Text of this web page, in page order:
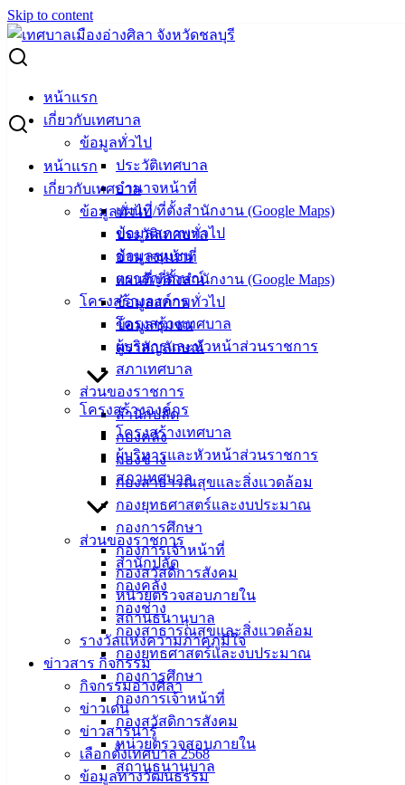
Skip to content
หน้าแรก
เกี่ยวกับเทศบาล
ข้อมูลทั่วไป
ประวัติเทศบาล
อำนาจหน้าที่
แผนที่/ที่ตั้งสำนักงาน (Google Maps)
ข้อมูลสภาพทั่วไป
ข้อมูลชุมชน
ตราสัญลักษณ์
โครงสร้างองค์กร
โครงสร้างเทศบาล
ผู้บริหารและหัวหน้าส่วนราชการ
สภาเทศบาล
ส่วนของราชการ
สำนักปลัด
กองคลัง
กองช่าง
กองสาธารณสุขและสิ่งแวดล้อม
กองยุทธศาสตร์และงบประมาณ
กองการศึกษา
กองการเจ้าหน้าที่
กองสวัสดิการสังคม
หน่วยตรวจสอบภายใน
สถานธนานุบาล
รางวัลแห่งความภาคภูมิใจ
ข่าวสาร กิจกรรม
กิจกรรมอ่างศิลา
ข่าวเด่น
ข่าวสารน่ารู้
เลือกตั้งเทศบาล 2568
ข้อมูลทางวัฒนธรรม
หน้าแรก
เกี่ยวกับเทศบาล
ข้อมูลทั่วไป
ประวัติเทศบาล
อำนาจหน้าที่
แผนที่/ที่ตั้งสำนักงาน (Google Maps)
ข้อมูลสภาพทั่วไป
ข้อมูลชุมชน
ตราสัญลักษณ์
โครงสร้างองค์กร
โครงสร้างเทศบาล
ผู้บริหารและหัวหน้าส่วนราชการ
สภาเทศบาล
ส่วนของราชการ
สำนักปลัด
กองคลัง
กองช่าง
กองสาธารณสุขและสิ่งแวดล้อม
กองยุทธศาสตร์และงบประมาณ
กองการศึกษา
กองการเจ้าหน้าที่
กองสวัสดิการสังคม
หน่วยตรวจสอบภายใน
สถานธนานุบาล
Search for:
ผู้ชนะการเสนอราคา ครุภัณฑ์สำนักงาน (เครื่องปรับอากาศแบบ
แขวน)
ผู้ชนะการเสนอราคา ครุภัณฑ์สำนักงาน
(เครื่องปรับอากาศแบบแขวน)
พฤศจิกายน 11, 2024 พฤศจิกายน 11, 2024
ประกาศผู้ชนะ